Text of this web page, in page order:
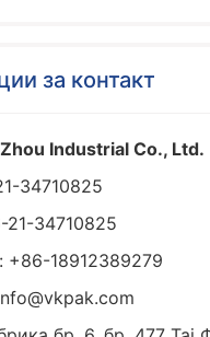
за контакт
Industrial Co., Ltd.
34710825
34710825
+86-18912389279